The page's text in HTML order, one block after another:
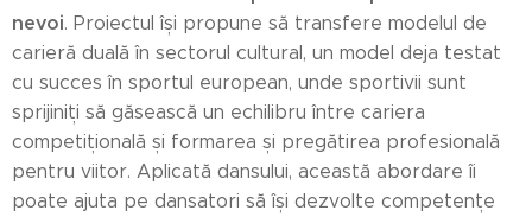
nevoi. Proiectul își propune să transfere modelul de
carieră duală în sectorul cultural, un model deja testat
cu succes în sportul european, unde sportivii sunt
sprijiniți să găsească un echilibru între cariera
competițională și formarea și pregătirea profesională
pentru viitor. Aplicată dansului, această abordare îi
poate ajuta pe dansatori să își dezvolte competențe